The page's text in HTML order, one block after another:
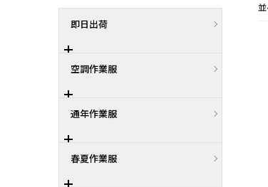
即日出荷
空調作業服
通年作業服
春夏作業服
並